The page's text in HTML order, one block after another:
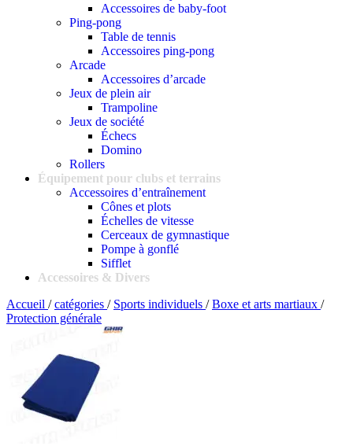
Accessoires de baby-foot
Ping-pong
Table de tennis
Accessoires ping-pong
Arcade
Accessoires d’arcade
Jeux de plein air
Trampoline
Jeux de société
Échecs
Domino
Rollers
Équipement pour clubs et terrains
Accessoires d’entraînement
Cônes et plots
Échelles de vitesse
Cerceaux de gymnastique
Pompe à gonflé
Sifflet
Accessoires & Divers
Accueil / catégories / Sports individuels / Boxe et arts martiaux /
Protection générale